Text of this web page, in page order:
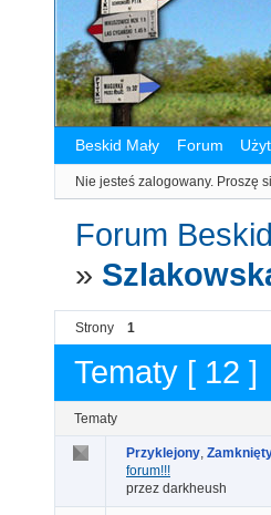
Beskid Mały Forum
Nie jesteś zalogowany. Proszę
Forum
»
Strony 1
Tematy [ 12 ]
Tematy
Przyklejony,
forum!!!
przez darkheush